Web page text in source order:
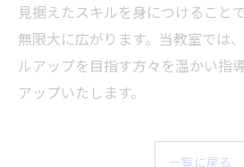
見据えたスキルを身につけること
無限大に広がります。当教室では
ルアップを目指す方々を温かい指
アップいたします。
一覧に戻る